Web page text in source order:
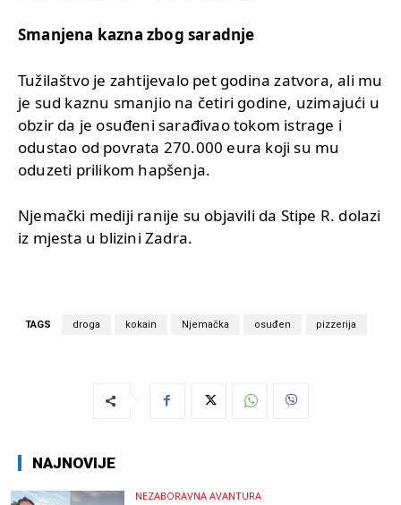
Smanjena kazna zbog saradnje
Tužilaštvo je zahtijevalo pet godina zatvora, ali mu
je sud kaznu smanjio na četiri godine, uzimajući u
obzir da je osuđeni sarađivao tokom istrage i
odustao od povrata 270.000 eura koji su mu
oduzeti prilikom hapšenja.
Njemački mediji ranije su objavili da Stipe R. dolazi
iz mjesta u blizini Zadra.
TAGS droga kokain Njemačka osuđen pizzerija
NAJNOVIJE
NEZABORAVNA AVANTURA